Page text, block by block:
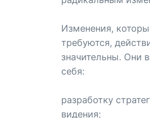
Изменения,
требуются,
значительны. Они
себя:
разработку
видения;